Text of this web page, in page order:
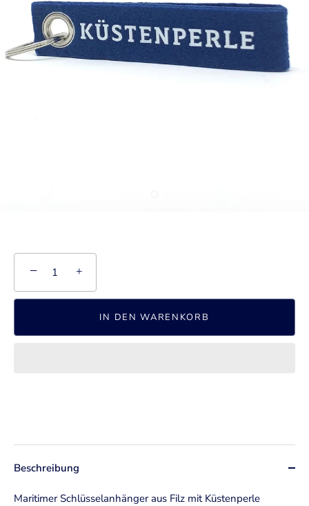
− +
IN DEN WARENKORB
Beschreibung
Maritimer Schlüsselanhänger aus Filz mit Küstenperle